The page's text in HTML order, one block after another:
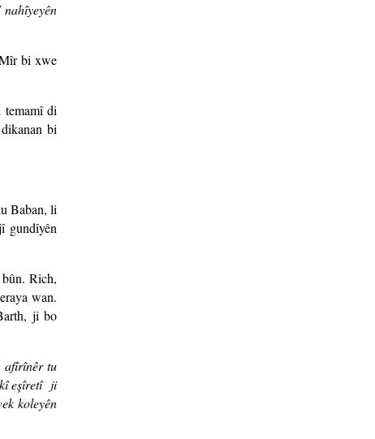
bi xwe
temamî di
bi
Baban, li
gundîyên
Rich,
wan.
ji bo
afîrînêr tu
eşîretî ji
koleyên